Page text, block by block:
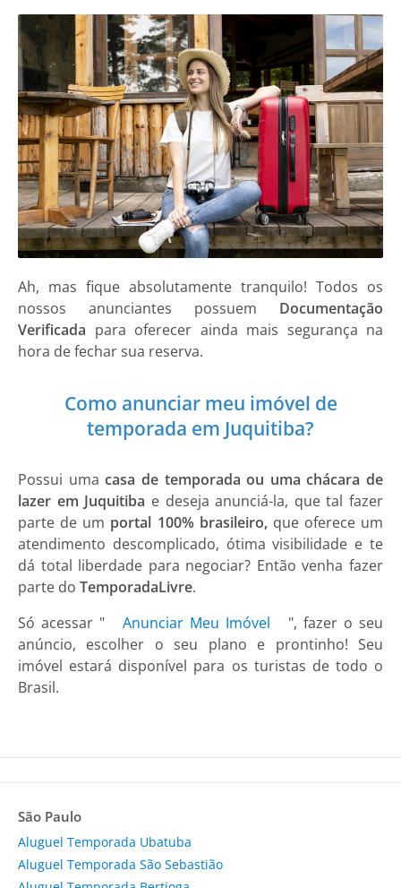
Ah, mas fique absolutamente tranquilo! Todos os
nossos anunciantes possuem Documentação
Verificada para oferecer ainda mais segurança na
hora de fechar sua reserva.
Como anunciar meu imóvel de
temporada em Juquitiba?
Possui umacasa de temporada ou uma chácara de
lazer em Juquitiba e deseja anunciá-la, que tal fazer
parte de um portal 100% brasileiro,que oferece um
atendimento descomplicado, ótima visibilidade e te
dá total liberdade para negociar? Então venha fazer
parte do TemporadaLivre.
Só acessar "
Anunciar Meu Imóvel
", fazer o seu
anúncio, escolher o seu plano e prontinho! Seu
imóvel estará disponível para os turistas de todo o
Brasil.
São Paulo
Aluguel Temporada Ubatuba
Aluguel Temporada São Sebastião